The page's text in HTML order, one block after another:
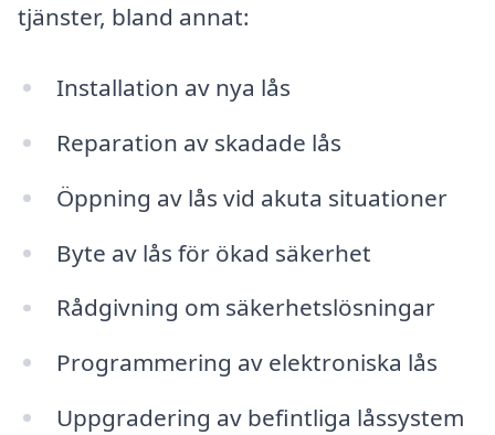
tjänster, bland annat:
Installation av nya lås
Reparation av skadade lås
Öppning av lås vid akuta situationer
Byte av lås för ökad säkerhet
Rådgivning om säkerhetslösningar
Programmering av elektroniska lås
Uppgradering av befintliga låssystem